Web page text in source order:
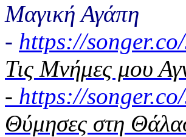
Μαγική Αγάπη
- https://
Τις Μνήμες μου
- https://
Θύμησες στη